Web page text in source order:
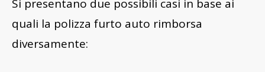
Si presentano due possibili casi in base ai
quali la polizza furto auto rimborsa
diversamente: